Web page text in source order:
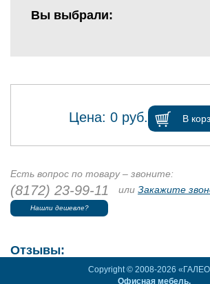
Вы выбрали:
Цена: 0руб. В
Есть вопрос по товару – звоните:
(8172) 23-99-11 или Закажите
Нашли дешевле?
Отзывы:
Copyright © 2008-2026
Офисная мебель.